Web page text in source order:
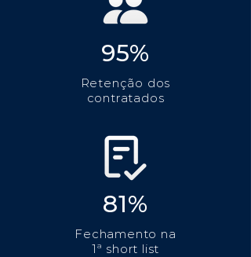
95%
Retenção dos
contratados
81%
Fechamento na
1ª short list